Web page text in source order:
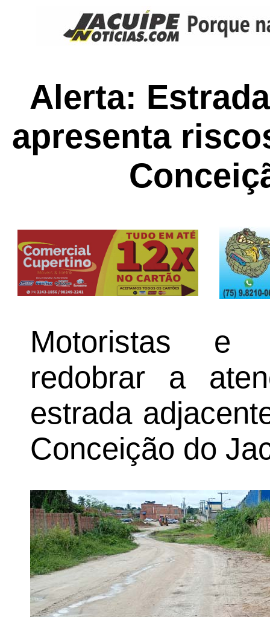
Alerta:
apresenta
Motoristas e
redobrar a
estrada
Conceição do